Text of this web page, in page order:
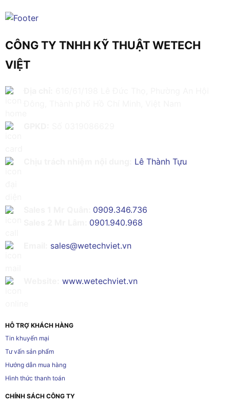
CÔNG TY TNHH KỸ THUẬT WETECH
VIỆT
Lê Thành Tựu
0909.346.736
0901.940.968
sales@wetechviet.vn
www.wetechviet.vn
HỖ TRỢ KHÁCH HÀNG
Tin khuyến mại
Tư vấn sản phẩm
Hướng dẫn mua hàng
Hình thức thanh toán
CHÍNH SÁCH CÔNG TY